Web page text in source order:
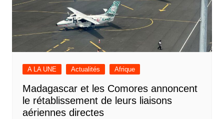
A LA UNE Actualités Afrique
Madagascar et les Comores annoncent
le rétablissement de leurs liaisons
aériennes directes